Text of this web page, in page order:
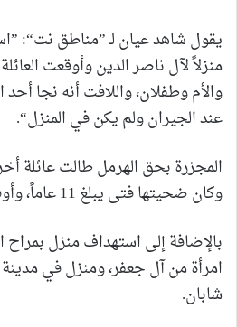
يقول شاهد عيان لـ ”مناطق نت“:
منزلاً لآل ناصر الدين وأوقعت
والأم وطفلان، واللافت أنه نجا
عند الجيران ولم يكن في المنزل“.
المجزرة بحق الهرمل طالت عائلة
وكان ضحيتها فتى يبلغ 11 عاماً، وأوقعت أربعة جرحى.
بالإضافة إلى استهداف منزل بمراح
امرأة من آل جعفر، ومنزل في
شابان.